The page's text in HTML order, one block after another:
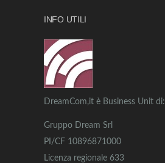
INFO UTILI
DreamCom,it è Business Unit di:
Gruppo Dream Srl
PI/CF 10896871000
Licenza regionale 633